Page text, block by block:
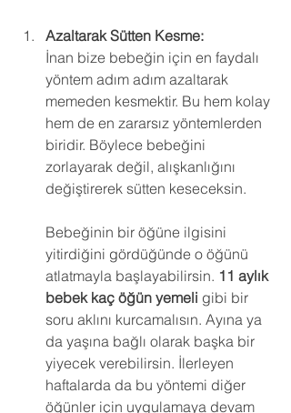
Azaltarak Sütten Kesme:
İnan bize bebeğin için en faydalı
yöntem adım adım azaltarak
memeden kesmektir. Bu hem kolay
hem de en zararsız yöntemlerden
biridir. Böylece bebeğini
zorlayarak değil, alışkanlığını
değiştirerek sütten keseceksin.
Bebeğinin bir öğüne ilgisini
yitirdiğini gördüğünde o öğünü
atlatmayla başlayabilirsin. 11 aylık
bebek kaç öğün yemeli gibi bir
soru aklını kurcamalısın. Ayına ya
da yaşına bağlı olarak başka bir
yiyecek verebilirsin. İlerleyen
haftalarda da bu yöntemi diğer
öğünler için uygulamaya devam